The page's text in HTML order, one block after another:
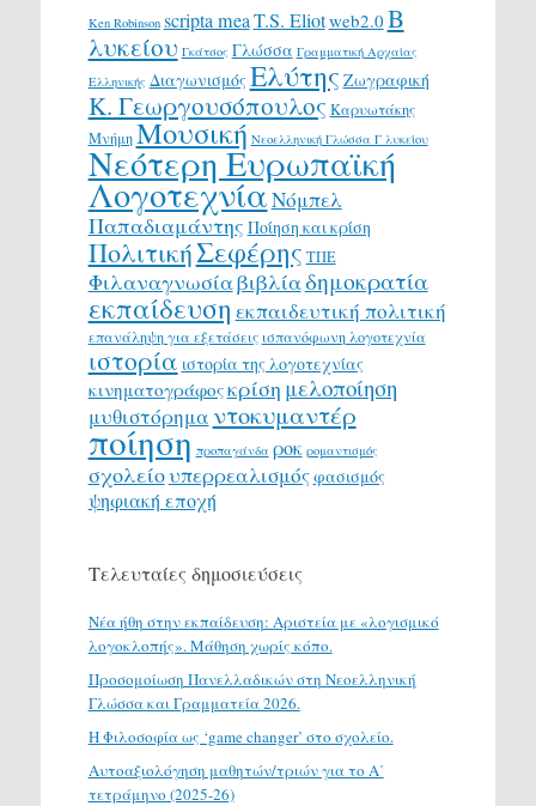
Ken Robinson scripta meaT.S. Eliotweb2.0 Β
λυκείου Γκάτσος Γλώσσα Γραμματική Αρχαίας
Ελληνικής ΔιαγωνισμόςΕλύτης Ζωγραφική
Κ. Γεωργουσόπουλος Καρυωτάκης
ΜνήμηΜουσική Νεοελληνική Γλώσσα Γ λυκείου
Νεότερη Ευρωπαϊκή
ΛογοτεχνίαΝόμπελ
Παπαδιαμάντης Ποίηση και κρίση
ΠολιτικήΣεφέρης ΤΠΕ
Φιλαναγνωσίαβιβλίαδημοκρατία
εκπαίδευση εκπαιδευτική πολιτική
επανάληψη για εξετάσεις ισπανόφωνη λογοτεχνία
ιστορία ιστορία της λογοτεχνίας
κινηματογράφοςκρίση μελοποίηση
μυθιστόρημα ντοκυμαντέρ
ποίηση προπαγάνδα ροκ ρομαντισμός
σχολείουπερρεαλισμόςφασισμός
ψηφιακή εποχή
Τελευταίες δημοσιεύσεις
Νέα ήθη στην εκπαίδευση: Αριστεία με «λογισμικό
λογοκλοπής». Μάθηση χωρίς κόπο.
Προσομοίωση Πανελλαδικών στη Νεοελληνική
Γλώσσα και Γραμματεία 2026.
H Φιλοσοφία ως ‘game changer’ στο σχολείο.
Αυτοαξιολόγηση μαθητών/τριών για το Α΄
τετράμηνο (2025-26)